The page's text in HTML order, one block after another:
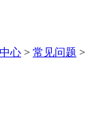
心 > 常见问题 >